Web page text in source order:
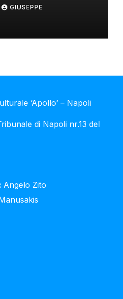
GIUSEPPE
‘Apollo’ – Napoli
di Napoli nr.13 del
Angelo Zito